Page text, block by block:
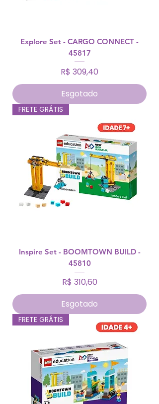
Explore Set - CARGO CONNECT -
45817
Preço
R$ 309,40
Esgotado
FRETE GRÁTIS
Inspire Set - BOOMTOWN BUILD -
45810
Preço
R$ 310,60
Esgotado
FRETE GRÁTIS